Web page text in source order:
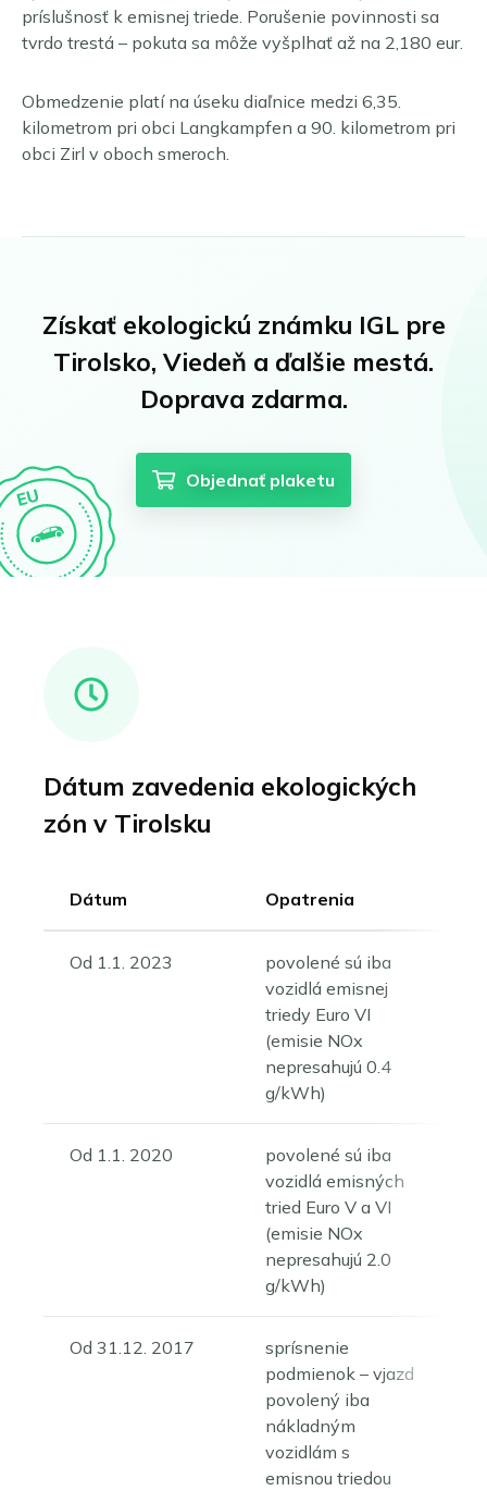
príslušnosť k emisnej triede. Porušenie povinnosti sa
tvrdo trestá – pokuta sa môže vyšplhať až na 2,180 eur.
Obmedzenie platí na úseku diaľnice medzi 6,35.
kilometrom pri obci Langkampfen a 90. kilometrom pri
obci Zirl v oboch smeroch.
Získať ekologickú známku IGL pre
Tirolsko, Viedeň a ďalšie mestá.
Doprava zdarma.
Objednať plaketu
Dátum zavedenia ekologických
zón v Tirolsku
Dátum Opatrenia
Od 1.1. 2023
povolené sú iba
vozidlá emisnej
triedy Euro VI
(emisie NOx
nepresahujú 0.4
g/kWh)
Od 1.1. 2020
povolené sú iba
vozidlá emisných
tried Euro V a VI
(emisie NOx
nepresahujú 2.0
g/kWh)
Od 31.12. 2017
sprísnenie
podmienok – vjazd
povolený iba
nákladným
vozidlám s
emisnou triedou